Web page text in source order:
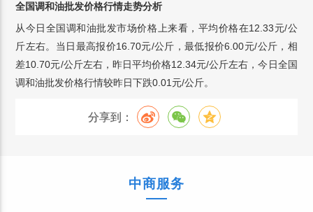
全国调和油批发价格行情走势分析
从今日全国调和油批发市场价格上来看，平均价格在12.33元/公
斤左右。当日最高报价16.70元/公斤，最低报价6.00元/公斤，相
差10.70元/公斤左右，昨日平均价格12.34元/公斤左右，今日全国
调和油批发价格行情较昨日下跌0.01元/公斤。
分享到：
中商服务